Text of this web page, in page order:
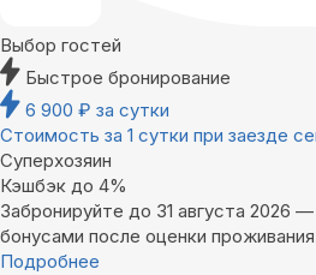
Выбор гостей
Быстрое бронирование
6 900 ₽ за сутки
Стоимость за 1 сутки при заезде
Суперхозяин
Кэшбэк до 4%
Забронируйте до 31 августа 2026
бонусами после оценки
Подробнее